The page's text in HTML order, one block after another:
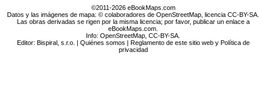
©2011-2026 eBookMaps.com
Datos y las imágenes de mapa: © colaboradores de OpenStreetMap, licencia CC-BY-SA.
Las obras derivadas se rigen por la misma licencia; por favor, publicar un enlace a
eBookMaps.com.
Info:OpenStreetMap ,CC-BY-SA
Editor: Bispiral, s.r.o. | Quiénes somos | Reglamento de este sitio web y Política de
privacidad